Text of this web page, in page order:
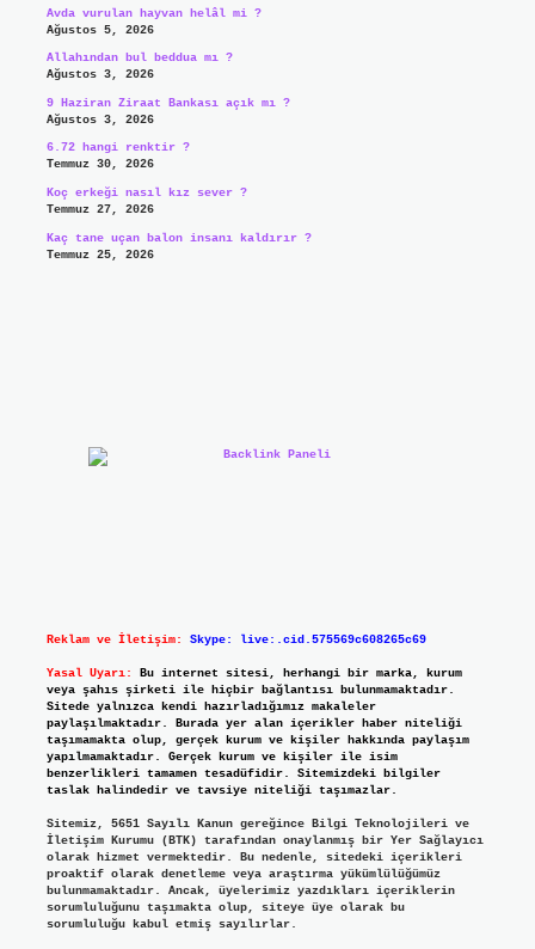
Avda vurulan hayvan helâl mi ?
Ağustos 5, 2026
Allahından bul beddua mı ?
Ağustos 3, 2026
9 Haziran Ziraat Bankası açık mı ?
Ağustos 3, 2026
6.72 hangi renktir ?
Temmuz 30, 2026
Koç erkeği nasıl kız sever ?
Temmuz 27, 2026
Kaç tane uçan balon insanı kaldırır ?
Temmuz 25, 2026
Reklam ve İletişim: Skype: live:.cid.575569c608265c69
Yasal Uyarı:
Bu internet sitesi, herhangi bir marka, kurum
veya şahıs şirketi ile hiçbir bağlantısı bulunmamaktadır.
Sitede yalnızca kendi hazırladığımız makaleler
paylaşılmaktadır. Burada yer alan içerikler haber niteliği
taşımamakta olup, gerçek kurum ve kişiler hakkında paylaşım
yapılmamaktadır. Gerçek kurum ve kişiler ile isim
benzerlikleri tamamen tesadüfidir. Sitemizdeki bilgiler
taslak halindedir ve tavsiye niteliği taşımazlar.
Sitemiz, 5651 Sayılı Kanun gereğince Bilgi Teknolojileri ve
İletişim Kurumu (BTK) tarafından onaylanmış bir Yer Sağlayıcı
olarak hizmet vermektedir. Bu nedenle, sitedeki içerikleri
proaktif olarak denetleme veya araştırma yükümlülüğümüz
bulunmamaktadır. Ancak, üyelerimiz yazdıkları içeriklerin
sorumluluğunu taşımakta olup, siteye üye olarak bu
sorumluluğu kabul etmiş sayılırlar.